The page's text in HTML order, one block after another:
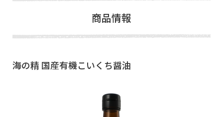
商品情報
海の精 国産有機こいくち醤油